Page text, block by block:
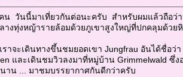
น วันนี้มาเที่ยวกันต่อนะครับ สำหรับผมแล้วถือว่
างทุ่งหญ้ารายล้อมด้วยภูเขาสูงใหญ่ที่ปกคลุมด้วย
าจะเดินทางขึ้นชมยอดเขา Jungfrau อันได้ชื่อว่
และเดินชมวิวลงมาที่หมู่บ้าน Grimmelwald ซึ่
าน ... มาชมบรรยากาศกันดีกว่าครับ